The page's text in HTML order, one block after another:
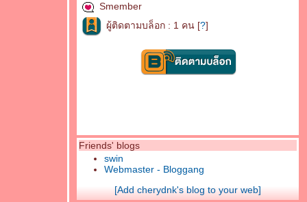
Smember
ผู้ติดตามบล็อก : 1 คน [?]
Friends' blogs
swin
Webmaster - Bloggang
[Add cherydnk's blog to your web]